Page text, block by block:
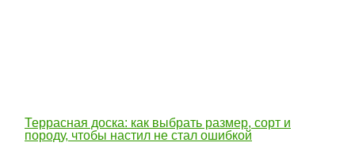
Террасная доска: как выбрать размер, сорт и
породу, чтобы настил не стал ошибкой